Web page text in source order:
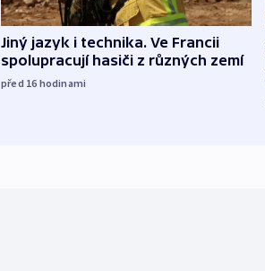
Jiný jazyk i technika. Ve Francii
spolupracují hasiči z různých zemí
před 16 hodinami